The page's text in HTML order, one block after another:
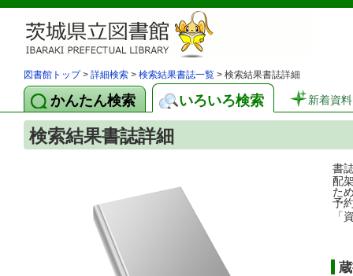
図書館トップ> 詳細検索 > 検索結果書誌一覧 > 検索結果書誌詳細
かんたん検索 いろいろ検索 新着資料
検索結果書誌詳細
書
配
た
予
「